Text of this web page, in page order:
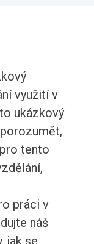
využití v
ukázkový
tento
práci v
náš
jak se